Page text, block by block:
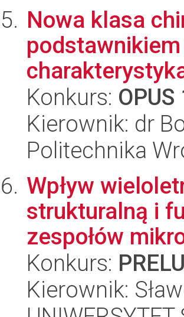
Nowa klasa
Konkurs: OPUS
Kierownik: dr
Politechnika
Wpływ
strukturalną i
zespołów
Konkurs:
Kierownik: